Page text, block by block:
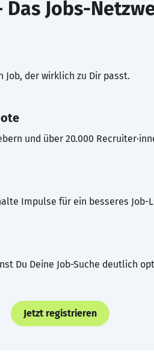
Das Jobs-
Job, der wirklich zu Dir passt.
und über 20.000
Impulse für ein besseres Job-
Du Deine Job-Suche deutlich
Jetzt registrieren